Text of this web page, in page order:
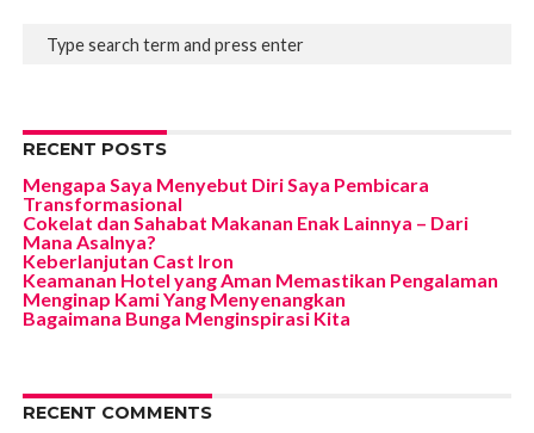
RECENT POSTS
Mengapa Saya Menyebut Diri Saya Pembicara
Transformasional
Cokelat dan Sahabat Makanan Enak Lainnya – Dari
Mana Asalnya?
Keberlanjutan Cast Iron
Keamanan Hotel yang Aman Memastikan Pengalaman
Menginap Kami Yang Menyenangkan
Bagaimana Bunga Menginspirasi Kita
RECENT COMMENTS